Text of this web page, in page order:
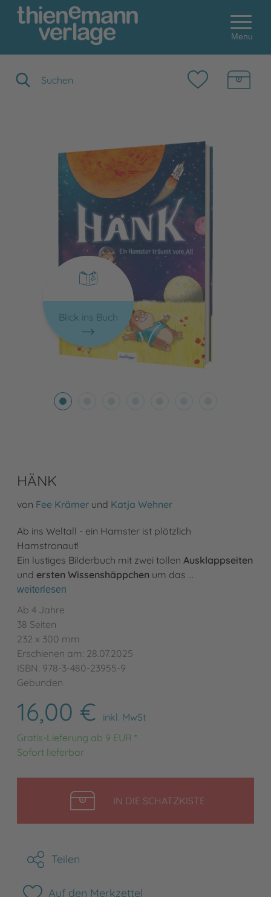
Menu
Blick ins Buch
HÄNK
von Fee Krämer und Katja Wehner
Ab ins Weltall - ein Hamster ist plötzlich
Hamstronaut!
Ein lustiges Bilderbuch mit zwei tollen Ausklappseiten
und ersten Wissenshäppchen um das …
weiterlesen
Ab 4 Jahre
38 Seiten
232 x 300 mm
Erschienen am: 28.07.2025
ISBN: 978-3-480-23955-9
Gebunden
16,00 €
inkl. MwSt
Gratis-Lieferung ab 9 EUR *
Sofort lieferbar
IN DIE SCHATZKISTELEGEN
Teilen
Auf den Merkzettel